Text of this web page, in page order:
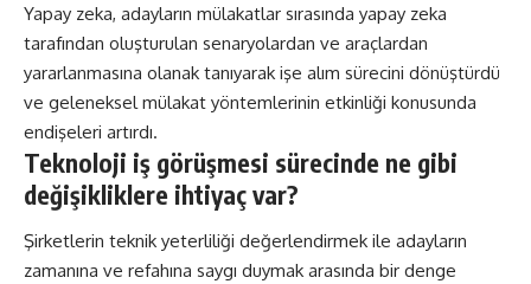
Yapay zeka, adayların mülakatlar sırasında yapay zeka
tarafından oluşturulan senaryolardan ve araçlardan
yararlanmasına olanak tanıyarak işe alım sürecini dönüştürdü
ve geleneksel mülakat yöntemlerinin etkinliği konusunda
endişeleri artırdı.
Teknoloji iş görüşmesi sürecinde ne gibi
değişikliklere ihtiyaç var?
Şirketlerin teknik yeterliliği değerlendirmek ile adayların
zamanına ve refahına saygı duymak arasında bir denge